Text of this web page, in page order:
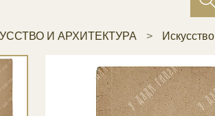
И АРХИТЕКТУРА Искусство